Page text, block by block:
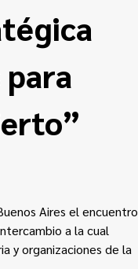
Aires el encuentro
a la cual
y organizaciones de la